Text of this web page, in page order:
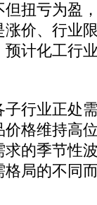
扭亏为盈
价、行业
计化工行
行业正处
格维持高
的季节性
局的不同